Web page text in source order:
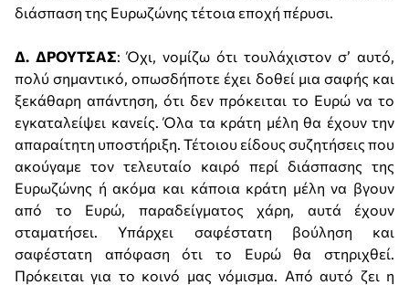
διάσπαση της Ευρωζώνης τέτοια εποχή πέρυσι.
Δ. ΔΡΟΥΤΣΑΣ: Όχι, νομίζω ότι τουλάχιστον σ’ αυτό,
πολύ σημαντικό, οπωσδήποτε έχει δοθεί μια σαφής και
ξεκάθαρη απάντηση, ότι δεν πρόκειται το Ευρώ να το
εγκαταλείψει κανείς. Όλα τα κράτη μέλη θα έχουν την
απαραίτητη υποστήριξη. Τέτοιου είδους συζητήσεις που
ακούγαμε τον τελευταίο καιρό περί διάσπασης της
Ευρωζώνης ή ακόμα και κάποια κράτη μέλη να βγουν
από το Ευρώ, παραδείγματος χάρη, αυτά έχουν
σταματήσει. Υπάρχει σαφέστατη βούληση και
σαφέστατη απόφαση ότι το Ευρώ θα στηριχθεί.
Πρόκειται για το κοινό μας νόμισμα. Από αυτό ζει η